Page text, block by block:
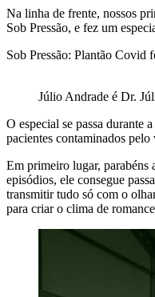
Na linha de frente, nossos
Sob Pressão, e fez um
Sob Pressão: Plantão Covid
Júlio Andrade é Dr.
O especial se passa durante
pacientes contaminados
Em primeiro lugar, parabéns
episódios, ele consegue
transmitir tudo só com o
para criar o clima de